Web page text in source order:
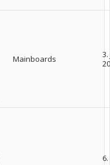
Mainboards
6.